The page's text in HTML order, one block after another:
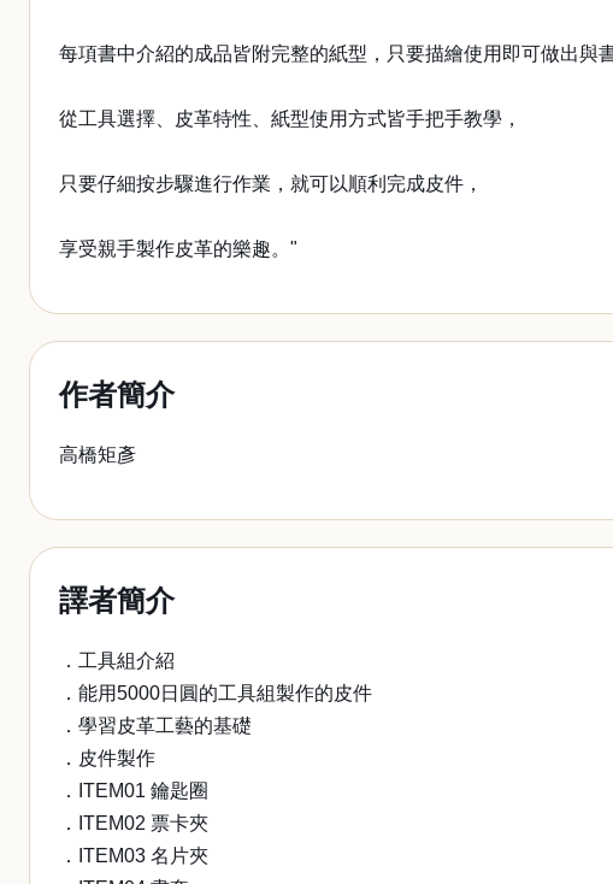
每項書中介紹的成品皆附完整的紙型，只要描繪使用即可做出與
從工具選擇、皮革特性、紙型使用方式皆手把手教學，
只要仔細按步驟進行作業，就可以順利完成皮件，
享受親手製作皮革的樂趣。"
作者簡介
高橋矩彥
譯者簡介
．工具組介紹
．能用5000日圓的工具組製作的皮件
．學習皮革工藝的基礎
．皮件製作
．ITEM01 鑰匙圈
．ITEM02 票卡夾
．ITEM03 名片夾